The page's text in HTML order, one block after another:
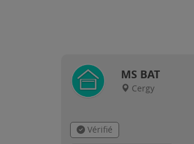
MS BAT
Cergy
Vérifié